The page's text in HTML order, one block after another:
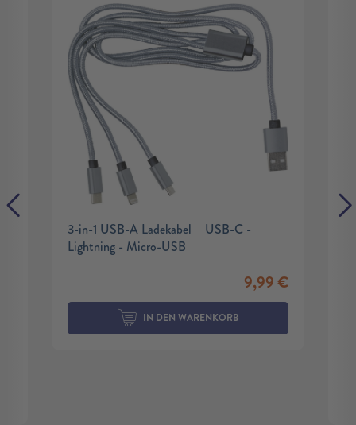
3-in-1 USB-A Ladekabel – USB-C -
Lightning - Micro-USB
9,99€
IN DEN WARENKORB